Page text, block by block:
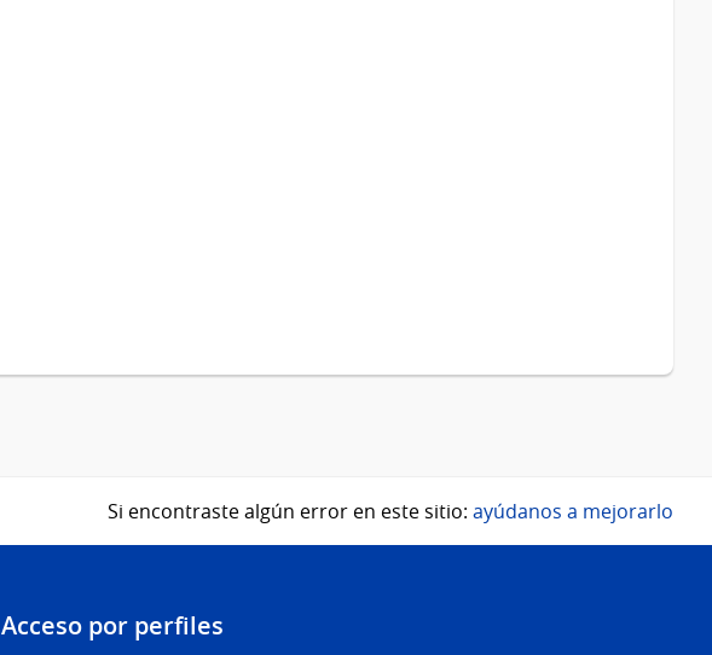
Si encontraste algún error en este sitio: ayúdanos a mejorarlo
Acceso por perfiles